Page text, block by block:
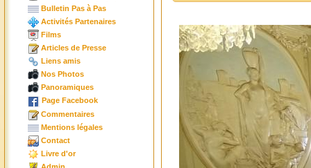
Bulletin Pas à Pas
Activités Partenaires
Films
Articles de Presse
Liens amis
Nos Photos
Panoramiques
Page Facebook
Commentaires
Mentions légales
Contact
Livre d'or